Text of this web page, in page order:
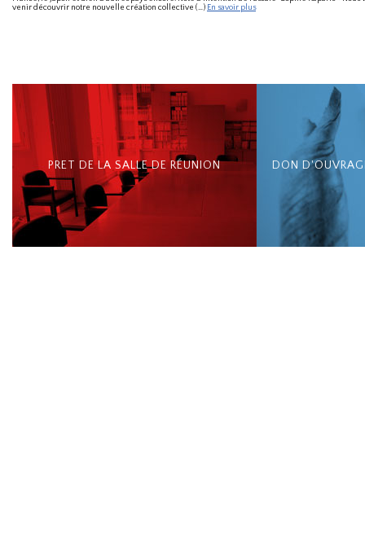
venir découvrir notre nouvelle création collective (…) En savoir plus
PRET DE LA SALLE DE RÉUNION DON